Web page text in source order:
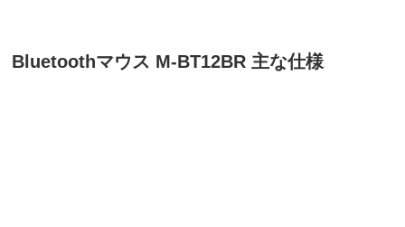
Bluetoothマウス M-BT12BR 主な仕様